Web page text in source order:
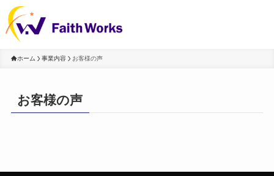
事業内容
3つの約束
お問い合わせ
ホーム 事業内容 お客様の声
お客様の声